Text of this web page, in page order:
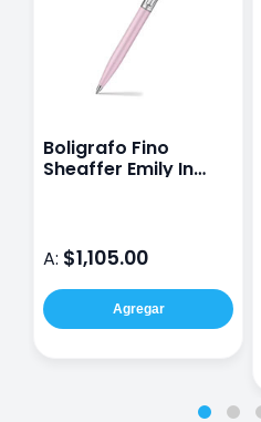
Boligrafo Fino
Sheaffer Emily In
A: $1,105.00
Agregar